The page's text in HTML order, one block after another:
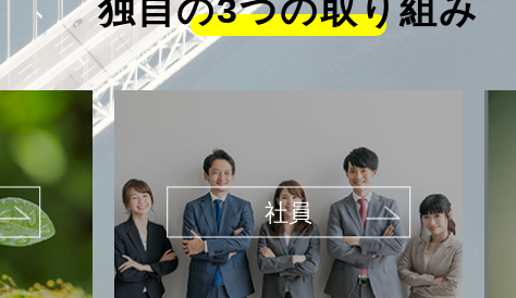
独自の3つの取り組み
社員